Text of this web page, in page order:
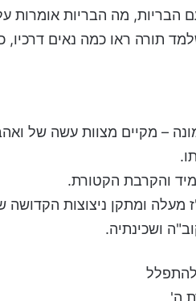
מה הבריות אומרות
תורה ראו כמה נאים דרכיו,
– מקיים מצוות עשה של
והקרבת הקטורת.
ומתקן ניצוצות הקדושה
ושכינתיה.
ה'